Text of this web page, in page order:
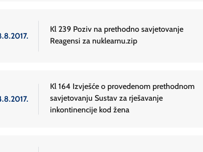
Kl 239 Poziv na prethodno savjetovanje
Reagensi za nuklearnu.zip
Kl 164 Izvješće o provedenom prethodnom
savjetovanju Sustav za rješavanje
inkontinencije kod žena